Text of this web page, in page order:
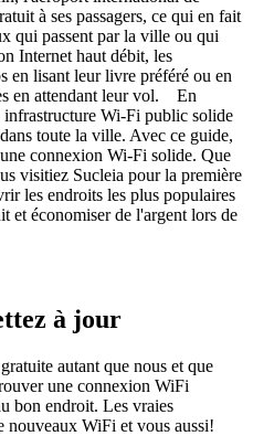
à ses passagers, ce qui en fait
qui passent par la ville ou qui
Internet haut débit, les
en lisant leur livre préféré ou en
en attendant leur vol. En
Wi-Fi public solide
toute la ville. Avec ce guide,
connexion Wi-Fi solide. Que
visitiez Sucleia pour la première
les endroits les plus populaires
et économiser de l'argent lors de
à jour
autant que nous et que
une connexion WiFi
bon endroit. Les vraies
nouveaux WiFi et vous aussi!